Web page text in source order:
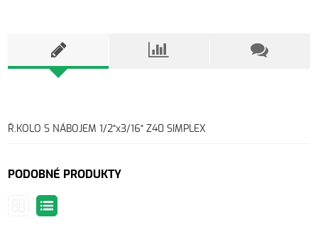
Ř.KOLO S NÁBOJEM 1/2"x3/16" Z40 SIMPLEX
PODOBNÉ PRODUKTY